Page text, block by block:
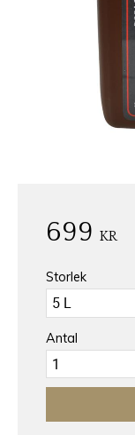
699 KR
Storlek
Antal